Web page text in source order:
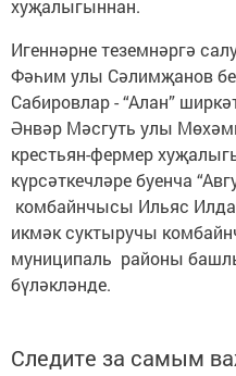
хуҗалыгыннан.
Игеннәрне теземнәргә
Фәһим улы Сәлимҗанов
Сабировлар - “Алан”
Әнвәр Мәсгуть улы
крестьян-фермер
күрсәткечләре буенча
комбайнчысы Ильяс
икмәк суктыручы
муниципаль районы
бүләкләнде.
Следите за самым